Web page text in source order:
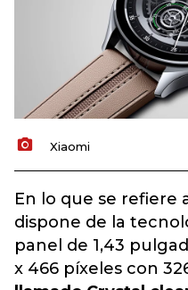
Xiaomi
En lo que se refiere
dispone de la
panel de 1,43
x 466 píxeles con